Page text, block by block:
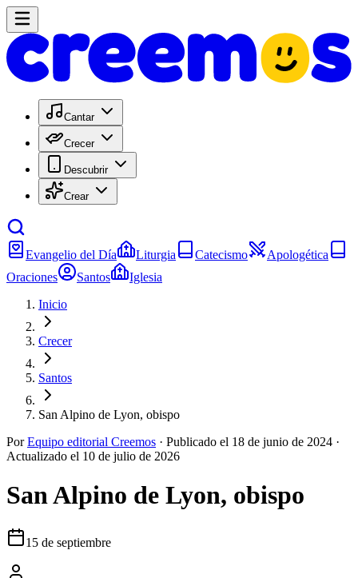
Cantar
Crecer
Descubrir
Crear
Evangelio del Día Liturgia Catecismo
Apologética
Oraciones
Santos
Iglesia
Inicio
Crecer
Santos
San Alpino de Lyon, obispo
Por Equipo editorial Creemos · Publicado el 18 de junio de 2024 ·
Actualizado el 10 de julio de 2026
San Alpino de Lyon, obispo
15 de septiembre